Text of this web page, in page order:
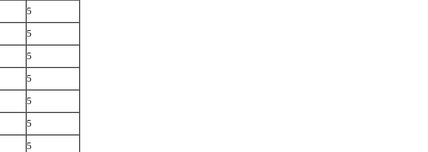
5
5
5
5
5
5
5